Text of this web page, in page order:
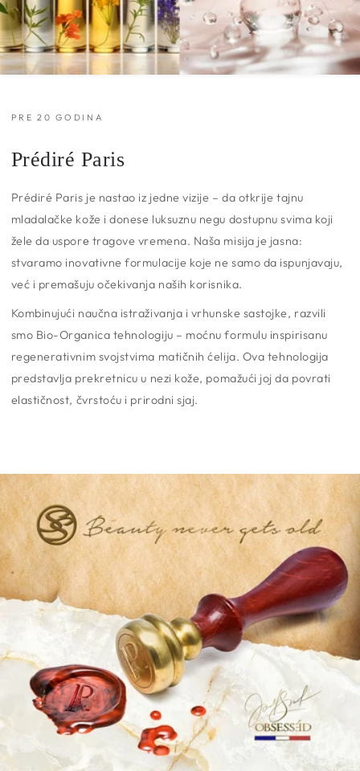
PRE 20 GODINA
Prédiré Paris
Prédiré Paris je nastao iz jedne vizije – da otkrije tajnu
mladalačke kože i donese luksuznu negu dostupnu svima koji
žele da usporе tragove vremena. Naša misija je jasna:
stvaramo inovativne formulacije koje ne samo da ispunjavaju,
već i premašuju očekivanja naših korisnika.
Kombinujući naučna istraživanja i vrhunske sastojke, razvili
smo Bio-Organica tehnologiju – moćnu formulu inspirisanu
regenerativnim svojstvima matičnih ćelija. Ova tehnologija
predstavlja prekretnicu u nezi kože, pomažući joj da povrati
elastičnost, čvrstoću i prirodni sjaj.